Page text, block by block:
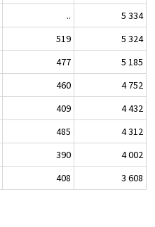
..
5 334
519
5 324
477
5 185
460
4 752
409
4 432
485
4 312
390
4 002
408 3 608